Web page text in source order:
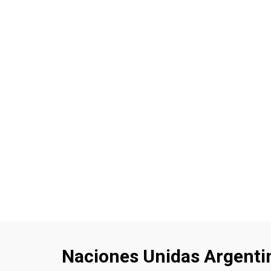
Naciones Unidas